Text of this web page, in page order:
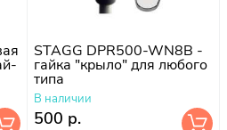
STAGG DPR500-WN8B -
гайка "крыло" для любого
типа
В наличии
500 р.